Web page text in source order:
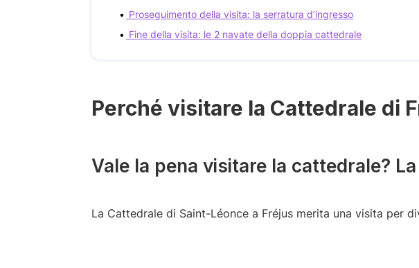
Proseguimento della visita: la serratura d’ingresso
Fine della visita: le 2 navate della doppia cattedrale
Perché visitare la Cattedrale di
Vale la pena visitare la cattedrale?
La Cattedrale di Saint-Léonce a Fréjus merita una visita per